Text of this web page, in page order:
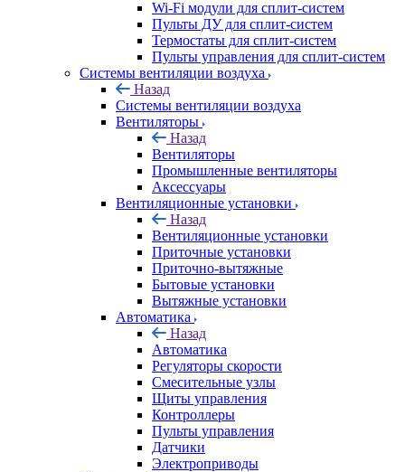
Wi-Fi модули для сплит-систем
Пульты ДУ для сплит-систем
Термостаты для сплит-систем
Пульты управления для сплит-систем
Системы вентиляции воздуха
Назад
Системы вентиляции воздуха
Вентиляторы
Назад
Вентиляторы
Промышленные вентиляторы
Аксессуары
Вентиляционные установки
Назад
Вентиляционные установки
Приточные установки
Приточно-вытяжные
Бытовые установки
Вытяжные установки
Автоматика
Назад
Автоматика
Регуляторы скорости
Смесительные узлы
Щиты управления
Контроллеры
Пульты управления
Датчики
Электроприводы